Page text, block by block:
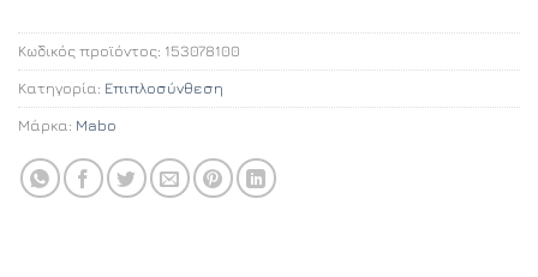
Κωδικός προϊόντος: 153078100
Κατηγορία: Επιπλοσύνθεση
Μάρκα: Mabo